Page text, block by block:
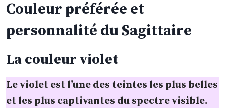
Couleur préférée et
personnalité du Sagittaire
La couleurviolet
Le violet est l’une des teintes les plus belles
et les plus captivantes du spectre visible.